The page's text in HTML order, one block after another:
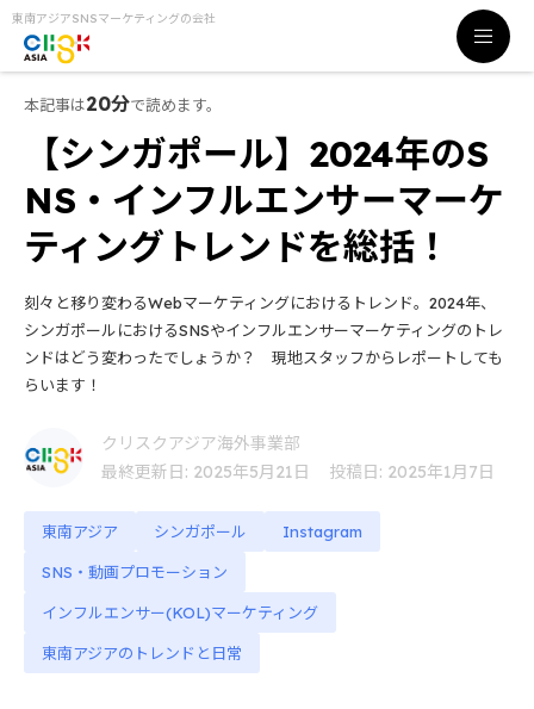
東南アジアSNSマーケティングの会社
本記事は20分で読めます。
【シンガポール】2024年のS
NS・インフルエンサーマーケ
ティングトレンドを総括！
刻々と移り変わるWebマーケティングにおけるトレンド。2024年、
シンガポールにおけるSNSやインフルエンサーマーケティングのトレ
ンドはどう変わったでしょうか？ 現地スタッフからレポートしても
らいます！
クリスクアジア海外事業部
最終更新日: 2025年5月21日
投稿日: 2025年1月7日
東南アジア シンガポール Instagram
SNS・動画プロモーション
インフルエンサー(KOL)マーケティング
東南アジアのトレンドと日常